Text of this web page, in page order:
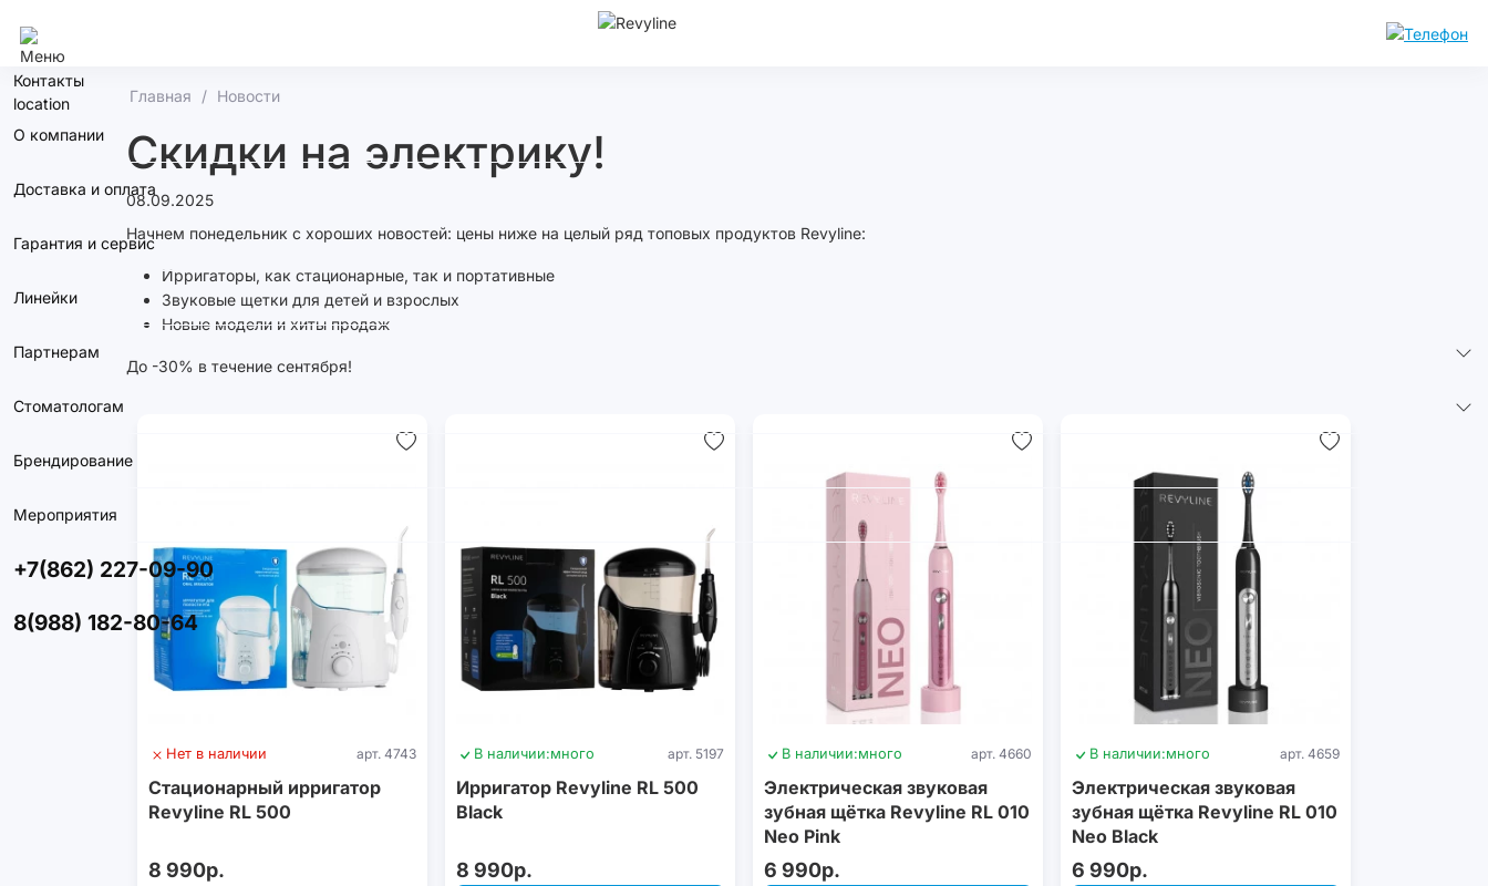
Контакты
О компании
Доставка и оплата
Гарантия и сервис
Линейки
Партнерам
Стоматологам
Брендирование
Мероприятия
+7(862) 227-09-90
8(988) 182-80-64
Главная Новости
Скидки на электрику!
08.09.2025
Начнем понедельник с хороших новостей: цены ниже на целый ряд топовых продуктов Revyline:
Ирригаторы, как стационарные, так и портативные
Звуковые щетки для детей и взрослых
Новые модели и хиты продаж
До -30% в течение сентября!
Нет в наличии арт. 4743
Стационарный ирригатор
Revyline RL 500
8 990р.
В наличии:много арт. 5197
Ирригатор Revyline RL 500
Black
8 990р.
В наличии:много арт. 4660
Электрическая звуковая
зубная щётка Revyline RL 010
Neo Pink
6 990р.
В наличии:много арт. 4659
Электрическая звуковая
зубная щётка Revyline RL 010
Neo Black
6 990р.